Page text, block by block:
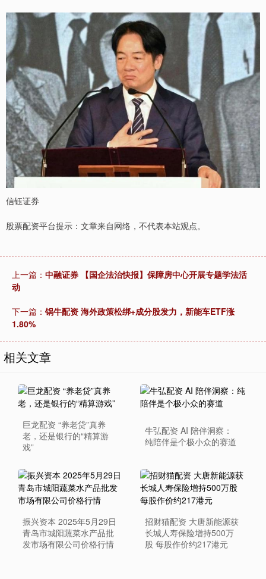
信钰证券
股票配资平台提示：文章来自网络，不代表本站观点。
上一篇： 中融证券 【国企法治快报】保障房中心开展专题学法活
动
下一篇： 锅牛配资 海外政策松绑+成分股发力，新能车ETF涨
1.80%
相关文章
巨龙配资 “养老贷”真养
老，还是银行的“精算游
戏”
牛弘配资 AI 陪伴洞察：
纯陪伴是个极小众的赛道
振兴资本 2025年5月29日
青岛市城阳蔬菜水产品批
发市场有限公司价格行情
招财猫配资 大唐新能源获
长城人寿保险增持500万
股 每股作价约217港元